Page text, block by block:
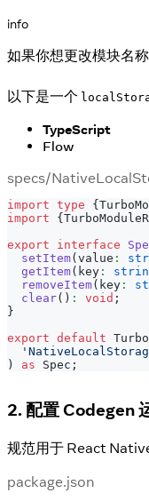
info
如果你想更改模块名
以下是一个
TypeScript
Flow
specs/
import type {
import
{
export
interface
setItem(value :
getItem( key :
removeItem( key :
clear( ) : void ;
}
export default
)
as Spec ;
2. 配置 Codegen
规范用于 React
package.json